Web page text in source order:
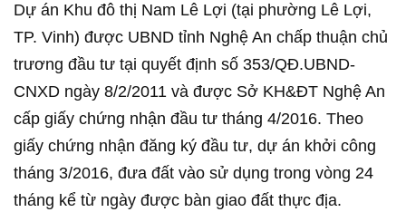
Dự án Khu đô thị Nam Lê Lợi (tại phường Lê Lợi,
TP. Vinh) được UBND tỉnh Nghệ An chấp thuận chủ
trương đầu tư tại quyết định số 353/QĐ.UBND-
CNXD ngày 8/2/2011 và được Sở KH&ĐT Nghệ An
cấp giấy chứng nhận đầu tư tháng 4/2016. Theo
giấy chứng nhận đăng ký đầu tư, dự án khởi công
tháng 3/2016, đưa đất vào sử dụng trong vòng 24
tháng kể từ ngày được bàn giao đất thực địa.